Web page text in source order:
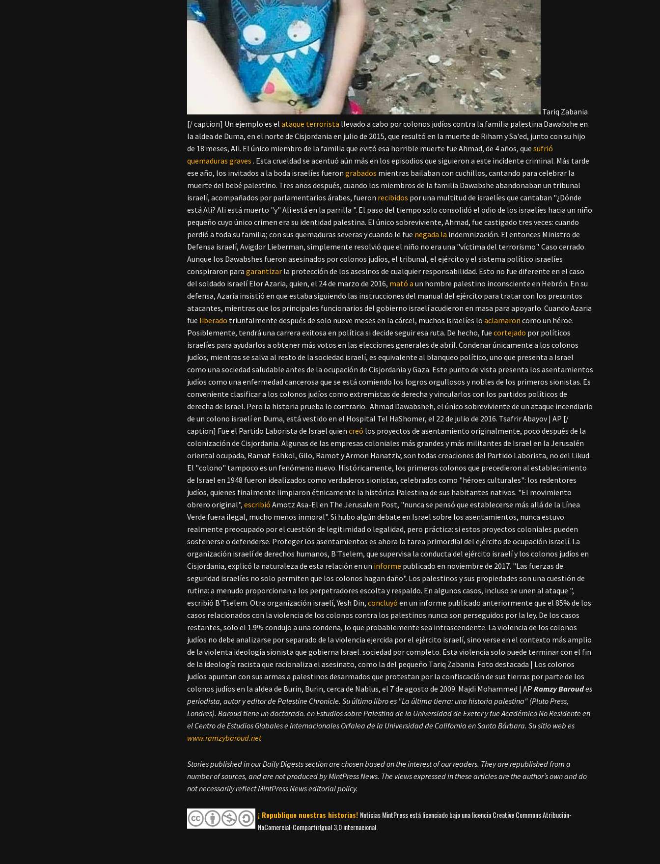
Tariq Zabania
[/ caption] Un ejemplo es el ataque terrorista llevado a cabo por colonos judíos contra la familia palestina Dawabshe en
la aldea de Duma, en el norte de Cisjordania en julio de 2015, que resultó en la muerte de Riham y Sa'ed, junto con su hijo
de 18 meses, Ali. El único miembro de la familia que evitó esa horrible muerte fue Ahmad, de 4 años, que sufrió
quemaduras graves . Esta crueldad se acentuó aún más en los episodios que siguieron a este incidente criminal. Más tarde
ese año, los invitados a la boda israelíes fueron grabados mientras bailaban con cuchillos, cantando para celebrar la
muerte del bebé palestino. Tres años después, cuando los miembros de la familia Dawabshe abandonaban un tribunal
israelí, acompañados por parlamentarios árabes, fueron recibidos por una multitud de israelíes que cantaban "¿Dónde
está Ali? Ali está muerto "y" Ali está en la parrilla ". El paso del tiempo solo consolidó el odio de los israelíes hacia un niño
pequeño cuyo único crimen era su identidad palestina. El único sobreviviente, Ahmad, fue castigado tres veces: cuando
perdió a toda su familia; con sus quemaduras severas y cuando le fue negada la indemnización. El entonces Ministro de
Defensa israelí, Avigdor Lieberman, simplemente resolvió que el niño no era una "víctima del terrorismo". Caso cerrado.
Aunque los Dawabshes fueron asesinados por colonos judíos, el tribunal, el ejército y el sistema político israelíes
conspiraron para garantizar la protección de los asesinos de cualquier responsabilidad. Esto no fue diferente en el caso
del soldado israelí Elor Azaria, quien, el 24 de marzo de 2016, mató a un hombre palestino inconsciente en Hebrón. En su
defensa, Azaria insistió en que estaba siguiendo las instrucciones del manual del ejército para tratar con los presuntos
atacantes, mientras que los principales funcionarios del gobierno israelí acudieron en masa para apoyarlo. Cuando Azaria
fue liberado triunfalmente después de solo nueve meses en la cárcel, muchos israelíes lo aclamaron como un héroe.
Posiblemente, tendrá una carrera exitosa en política si decide seguir esa ruta. De hecho, fue cortejado por políticos
israelíes para ayudarlos a obtener más votos en las elecciones generales de abril. Condenar únicamente a los colonos
judíos, mientras se salva al resto de la sociedad israelí, es equivalente al blanqueo político, uno que presenta a Israel
como una sociedad saludable antes de la ocupación de Cisjordania y Gaza. Este punto de vista presenta los asentamientos
judíos como una enfermedad cancerosa que se está comiendo los logros orgullosos y nobles de los primeros sionistas. Es
conveniente clasificar a los colonos judíos como extremistas de derecha y vincularlos con los partidos políticos de
derecha de Israel. Pero la historia prueba lo contrario. Ahmad Dawabsheh, el único sobreviviente de un ataque incendiario
de un colono israelí en Duma, está vestido en el Hospital Tel HaShomer, el 22 de julio de 2016. Tsafrir Abayov | AP [/
caption] Fue el Partido Laborista de Israel quien creó los proyectos de asentamiento originalmente, poco después de la
colonización de Cisjordania. Algunas de las empresas coloniales más grandes y más militantes de Israel en la Jerusalén
oriental ocupada, Ramat Eshkol, Gilo, Ramot y Armon Hanatziv, son todas creaciones del Partido Laborista, no del Likud.
El "colono" tampoco es un fenómeno nuevo. Históricamente, los primeros colonos que precedieron al establecimiento
de Israel en 1948 fueron idealizados como verdaderos sionistas, celebrados como "héroes culturales": los redentores
judíos, quienes finalmente limpiaron étnicamente la histórica Palestina de sus habitantes nativos. "El movimiento
obrero original", escribió Amotz Asa-El en The Jerusalem Post, "nunca se pensó que establecerse más allá de la Línea
Verde fuera ilegal, mucho menos inmoral". Si hubo algún debate en Israel sobre los asentamientos, nunca estuvo
realmente preocupado por el cuestión de legitimidad o legalidad, pero práctica: si estos proyectos coloniales pueden
sostenerse o defenderse. Proteger los asentamientos es ahora la tarea primordial del ejército de ocupación israelí. La
organización israelí de derechos humanos, B'Tselem, que supervisa la conducta del ejército israelí y los colonos judíos en
Cisjordania, explicó la naturaleza de esta relación en un informe publicado en noviembre de 2017. "Las fuerzas de
seguridad israelíes no solo permiten que los colonos hagan daño". Los palestinos y sus propiedades son una cuestión de
rutina: a menudo proporcionan a los perpetradores escolta y respaldo. En algunos casos, incluso se unen al ataque ",
escribió B'Tselem. Otra organización israelí, Yesh Din, concluyó en un informe publicado anteriormente que el 85% de los
casos relacionados con la violencia de los colonos contra los palestinos nunca son perseguidos por la ley. De los casos
restantes, solo el 1.9% condujo a una condena, lo que probablemente sea intrascendente. La violencia de los colonos
judíos no debe analizarse por separado de la violencia ejercida por el ejército israelí, sino verse en el contexto más amplio
de la violenta ideología sionista que gobierna Israel. sociedad por completo. Esta violencia solo puede terminar con el fin
de la ideología racista que racionaliza el asesinato, como la del pequeño Tariq Zabania. Foto destacada | Los colonos
judíos apuntan con sus armas a palestinos desarmados que protestan por la confiscación de sus tierras por parte de los
colonos judíos en la aldea de Burin, Burin, cerca de Nablus, el 7 de agosto de 2009. Majdi Mohammed | APRamzy Baroudes
periodista, autor y editor de Palestine Chronicle. Su último libro es "La última tierra: una historia palestina" (Pluto Press,
Londres). Baroud tiene un doctorado. en Estudios sobre Palestina de la Universidad de Exeter y fue Académico No Residente en
el Centro de Estudios Globales e Internacionales Orfalea de la Universidad de California en Santa Bárbara. Su sitio web es
www.ramzybaroud.net
Stories published in our Daily Digests section are chosen based on the interest of our readers. They are republished from a
number of sources, and are not produced by MintPress News. The views expressed in these articles are the author’s own and do
not necessarily reflect MintPress News editorial policy.
¡ Republique nuestras historias! Noticias MintPress está licenciado bajo una licencia Creative Commons Atribución-
NoComercial-CompartirIgual 3,0 internacional.